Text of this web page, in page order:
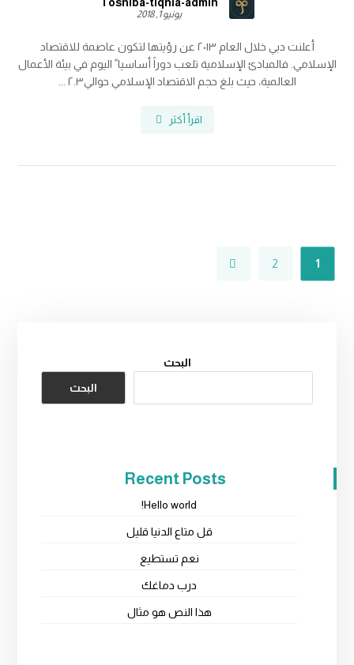
يونيو 1, 2018
أعلنت دبي خلال العام ٢٠١٣ عن رؤيتها لتكون عاصمة للاقتصاد
الإسلامي. فالمبادئ الإسلامية تلعب دوراً أساسيا ً اليوم في بيئة الأعمال
العالمية، حيث بلغ حجم الاقتصاد الإسلامي حوالي٢.٣ ...
اقرأ أكثر
1
2
البحث
البحث
Recent Posts
Hello world!
قل متاع الدنيا قليل
نعم تستطيع
درب دماغك
هذا النص هو مثال